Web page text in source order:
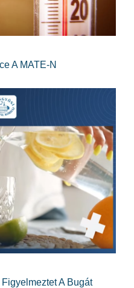
A MATE-N
A Bugát